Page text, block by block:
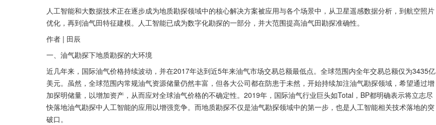
人工智能和大数据技术正在逐步成为地质勘探领域中的核心解决方案被应用与各个场景中，从卫星遥感数据分析，到航空照片
优化，再到油气田特征建模。人工智能已成为数字化勘探的一部分，并大范围提高油气田勘探准确性。
作者 | 田辰
一、油气勘探下地质勘探的大环境
近几年来，国际油气价格持续波动，并在2017年达到近5年来油气市场交易总额最低点。全球范围内全年交易总额仅为3435亿
美元。虽然，全球范围内常规油气资源储量仍然丰富，但各大公司都在防患于未然，开始持续加注油气勘探领域，希望通过增
加探明储量，以增加资产，从而应对全球油气价格的不确定性。2019年，国际油气行业巨头如Total，BP都明确表示将立志尽
快落地油气勘探中人工智能的应用以增强竞争。而地质勘探不仅是油气勘探领域中的第一步，也是人工智能相关技术落地的突
破口。